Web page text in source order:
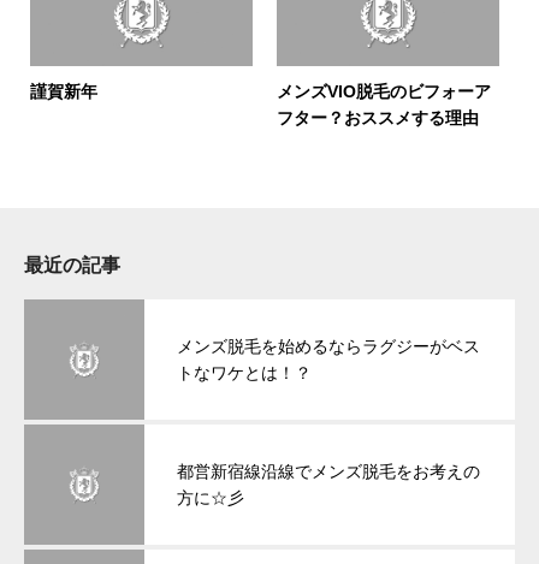
謹賀新年
メンズVIO脱毛のビフォーア
フター？おススメする理由
最近の記事
メンズ脱毛を始めるならラグジーがベス
トなワケとは！？
都営新宿線沿線でメンズ脱毛をお考えの
方に☆彡